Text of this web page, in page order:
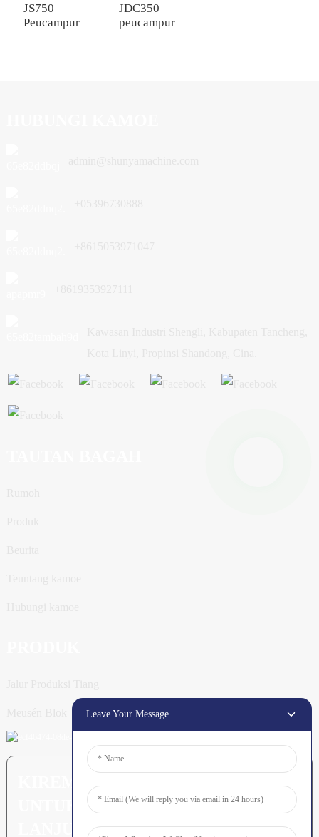
JS750
Peucampur
JDC350
peucampur
KIREM PERTANYAAN: SIAP
UNTUK MEURUNOE LEUBEH
Leave Your Message